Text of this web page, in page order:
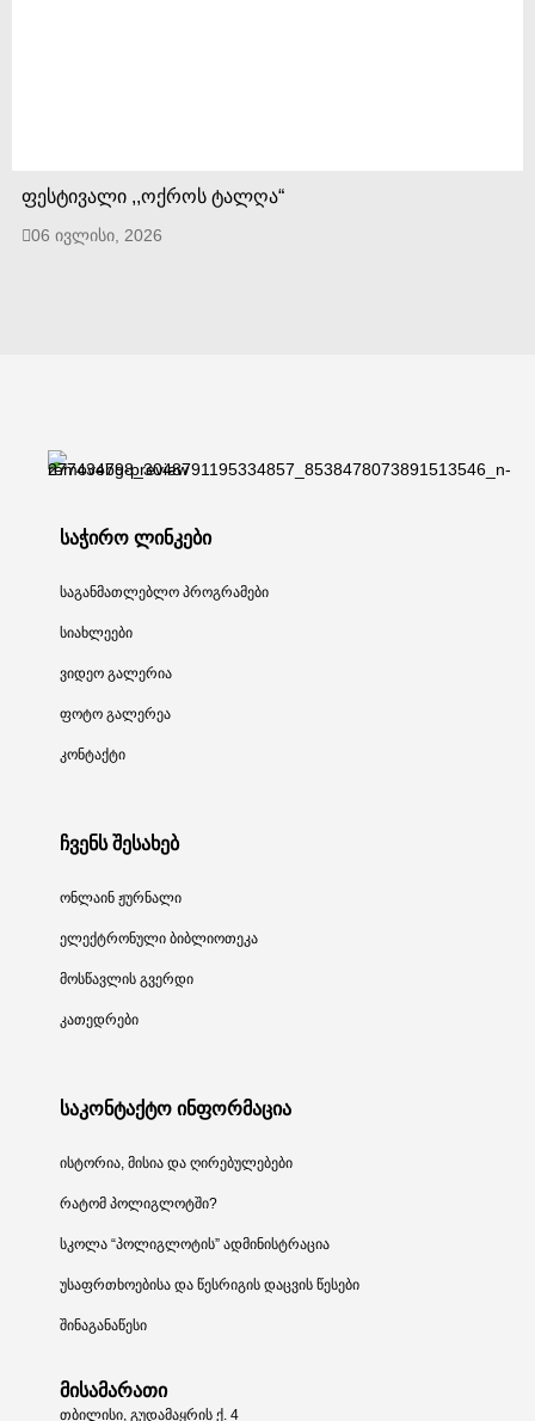
ფესტივალი ,,ოქროს ტალღა“
06 ივლისი, 2026
საჭირო ლინკები
საგანმათლებლო პროგრამები
სიახლეები
ვიდეო გალერია
ფოტო გალერეა
კონტაქტი
ჩვენს შესახებ
ონლაინ ჟურნალი
ელექტრონული ბიბლიოთეკა
მოსწავლის გვერდი
კათედრები
საკონტაქტო ინფორმაცია
ისტორია, მისია და ღირებულებები
რატომ პოლიგლოტში?
სკოლა “პოლიგლოტის” ადმინისტრაცია
უსაფრთხოებისა და წესრიგის დაცვის წესები
შინაგანაწესი
მისამარათი
თბილისი, გუდამაყრის ქ. 4